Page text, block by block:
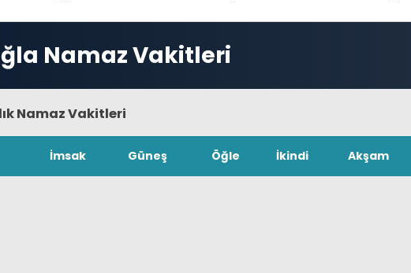
Namaz Vakitleri
Namaz Vakitleri
İmsak Güneş Öğle İkindi Akşam